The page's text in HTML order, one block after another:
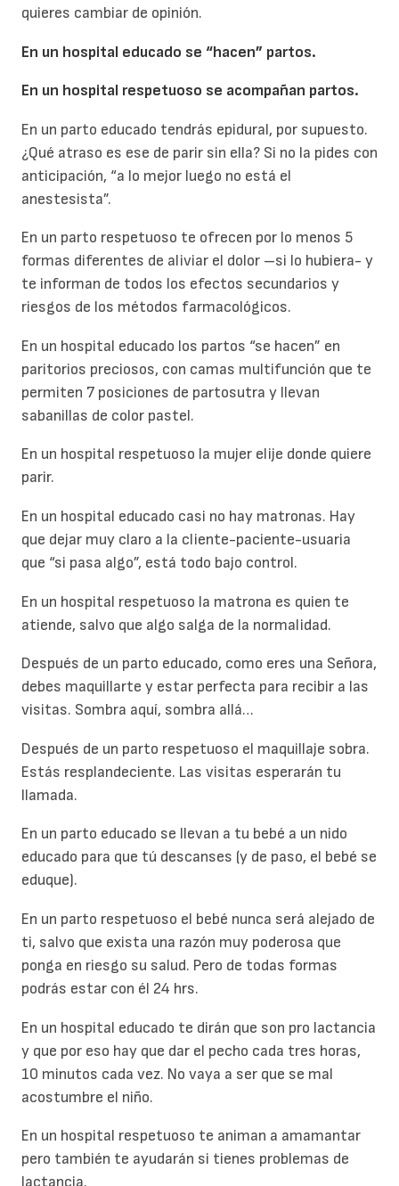
quieres cambiar de opinión.
En un hospital educado se “hacen” partos.
En un hospital respetuoso se acompañan partos.
En un parto educado tendrás epidural, por supuesto.
¿Qué atraso es ese de parir sin ella? Si no la pides con
anticipación, “a lo mejor luego no está el
anestesista”.
En un parto respetuoso te ofrecen por lo menos 5
formas diferentes de aliviar el dolor –si lo hubiera- y
te informan de todos los efectos secundarios y
riesgos de los métodos farmacológicos.
En un hospital educado los partos “se hacen” en
paritorios preciosos, con camas multifunción que te
permiten 7 posiciones de partosutra y llevan
sabanillas de color pastel.
En un hospital respetuoso la mujer elije donde quiere
parir.
En un hospital educado casi no hay matronas. Hay
que dejar muy claro a la cliente-paciente-usuaria
que “si pasa algo”, está todo bajo control.
En un hospital respetuoso la matrona es quien te
atiende, salvo que algo salga de la normalidad.
Después de un parto educado, como eres una Señora,
debes maquillarte y estar perfecta para recibir a las
visitas. Sombra aquí, sombra allá…
Después de un parto respetuoso el maquillaje sobra.
Estás resplandeciente. Las visitas esperarán tu
llamada.
En un parto educado se llevan a tu bebé a un nido
educado para que tú descanses (y de paso, el bebé se
eduque).
En un parto respetuoso el bebé nunca será alejado de
ti, salvo que exista una razón muy poderosa que
ponga en riesgo su salud. Pero de todas formas
podrás estar con él 24 hrs.
En un hospital educado te dirán que son pro lactancia
y que por eso hay que dar el pecho cada tres horas,
10 minutos cada vez. No vaya a ser que se mal
acostumbre el niño.
En un hospital respetuoso te animan a amamantar
pero también te ayudarán si tienes problemas de
lactancia.